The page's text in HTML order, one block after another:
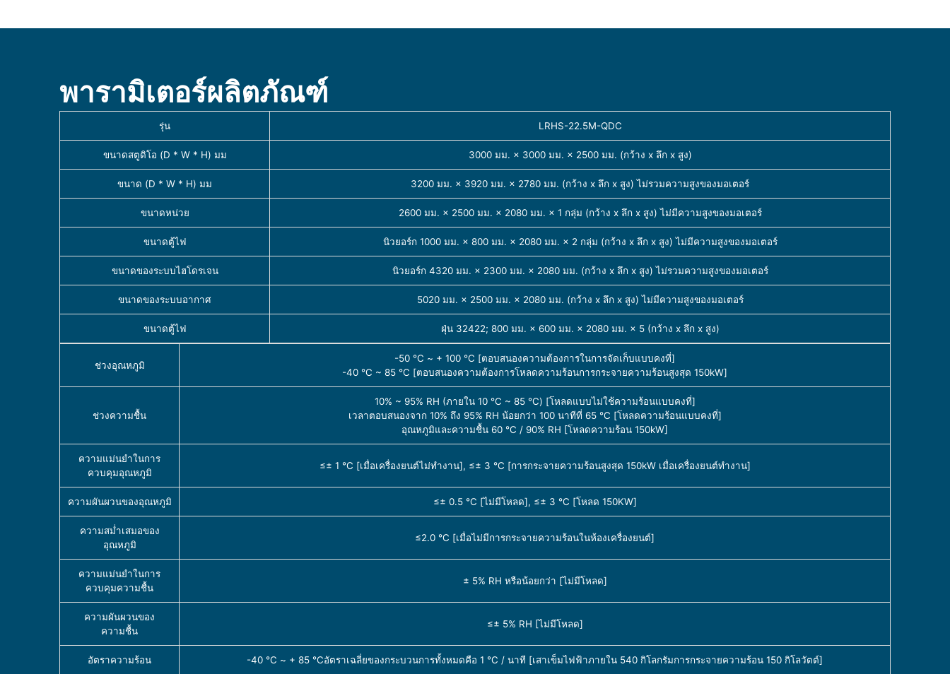
พารามิเตอร์ผลิตภัณฑ์
รุ่น LRHS-22.5M-QDC
ขนาดสตูดิโอ (D * W * H) มม 3000 มม. × 3000 มม. × 2500 มม. (กว้าง x ลึก x สูง)
ขนาด (D * W * H) มม 3200 มม. × 3920 มม. × 2780 มม. (กว้าง x ลึก x สูง) ไม่รวมความสูงของมอเตอร์
ขนาดหน่วย 2600 มม. × 2500 มม. × 2080 มม. × 1 กลุ่ม (กว้าง x ลึก x สูง) ไม่มีความสูงของมอเตอร์
ขนาดตู้ไฟ นิวยอร์ก 1000 มม. × 800 มม. × 2080 มม. × 2 กลุ่ม (กว้าง x ลึก x สูง) ไม่มีความสูงของมอเตอร์
ขนาดของระบบไฮโดรเจน นิวยอร์ก 4320 มม. × 2300 มม. × 2080 มม. (กว้าง x ลึก x สูง) ไม่รวมความสูงของมอเตอร์
ขนาดของระบบอากาศ 5020 มม. × 2500 มม. × 2080 มม. (กว้าง x ลึก x สูง) ไม่มีความสูงของมอเตอร์
ขนาดตู้ไฟ ฝุ่น 32422; 800 มม. × 600 มม. × 2080 มม. × 5 (กว้าง x ลึก x สูง)
ช่วงอุณหภูมิ
-50 ℃ ~ + 100 ℃ [ตอบสนองความต้องการในการจัดเก็บแบบคงที่]
-40 ℃ ~ 85 ℃ [ตอบสนองความต้องการโหลดความร้อนการกระจายความร้อนสูงสุด 150kW]
ช่วงความชื้น
10% ~ 95% RH (ภายใน 10 ℃ ~ 85 ℃) [โหลดแบบไม่ใช้ความร้อนแบบคงที่]
เวลาตอบสนองจาก 10% ถึง 95% RH น้อยกว่า 100 นาทีที่ 65 ℃ [โหลดความร้อนแบบคงที่]
อุณหภูมิและความชื้น 60 ℃ / 90% RH [โหลดความร้อน 150kW]
ความแม่นยำในการ
ควบคุมอุณหภูมิ
≤± 1 ℃ [เมื่อเครื่องยนต์ไม่ทำงาน], ≤± 3 ℃ [การกระจายความร้อนสูงสุด 150kW เมื่อเครื่องยนต์ทำงาน]
ความผันผวนของอุณหภูมิ ≤± 0.5 ℃ [ไม่มีโหลด], ≤± 3 ℃ [โหลด 150KW]
ความสม่ำเสมอของ
อุณหภูมิ
≤2.0 ℃ [เมื่อไม่มีการกระจายความร้อนในห้องเครื่องยนต์]
ความแม่นยำในการ
ควบคุมความชื้น
± 5% RH หรือน้อยกว่า [ไม่มีโหลด]
ความผันผวนของ
ความชื้น
≤± 5% RH [ไม่มีโหลด]
อัตราความร้อน -40 ℃ ~ + 85 ℃อัตราเฉลี่ยของกระบวนการทั้งหมดคือ 1 ℃ / นาที [เสาเข็มไฟฟ้าภายใน 540 กิโลกรัมการกระจายความร้อน 150 กิโลวัตต์]